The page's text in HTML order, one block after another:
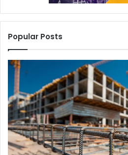
Popular Posts